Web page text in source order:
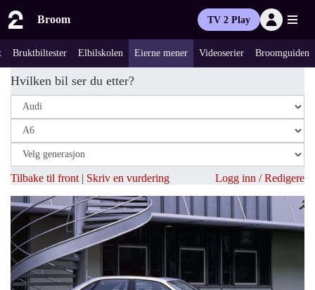
Broom TV 2 Play
Bruktbiltester Elbilskolen Eierne mener Videoserier Broomguiden
Hvilken bil ser du etter?
Tilbake til front | Skriv en vurdering Logg inn / Redigere